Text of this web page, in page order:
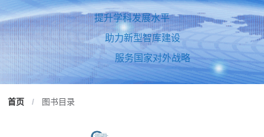
提升学科发展水平
助力新型智库建设
服务国家对外战略
首页 / 图书目录